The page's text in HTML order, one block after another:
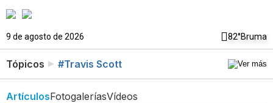
9 de agosto de 2026 82°Bruma
Tópicos #Travis Scott
ArtículosFotogaleríasVídeos